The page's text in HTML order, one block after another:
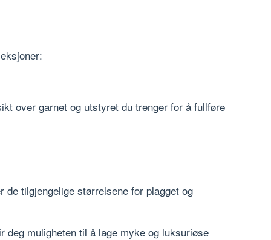
over garnet og utstyret du trenger for å fullføre
de tilgjengelige størrelsene for plagget og
deg muligheten til å lage myke og luksuriøse